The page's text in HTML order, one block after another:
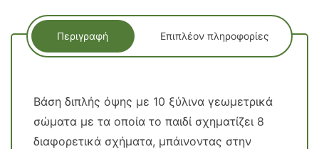
Περιγραφή Επιπλέον πληροφορίες
Βάση διπλής όψης με 10 ξύλινα γεωμετρικά
σώματα με τα οποία το παιδί σχηματίζει 8
διαφορετικά σχήματα, μπάινοντας στην